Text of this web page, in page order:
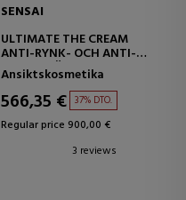
SENSAI
ULTIMATE THE CREAM
ANTI-RYNK- OCH ANTI-
AGINGKRÄM
Ansiktskosmetika
566,35 € 37% DTO.
Regular price 900,00 €
3 reviews